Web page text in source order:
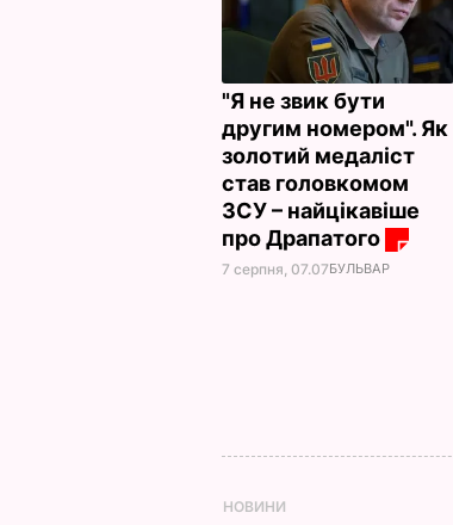
"Я не звик бути
другим номером". Як
золотий медаліст
став головкомом
ЗСУ – найцікавіше
про Драпатого
7 серпня, 07.07БУЛЬВАР
НОВИНИ